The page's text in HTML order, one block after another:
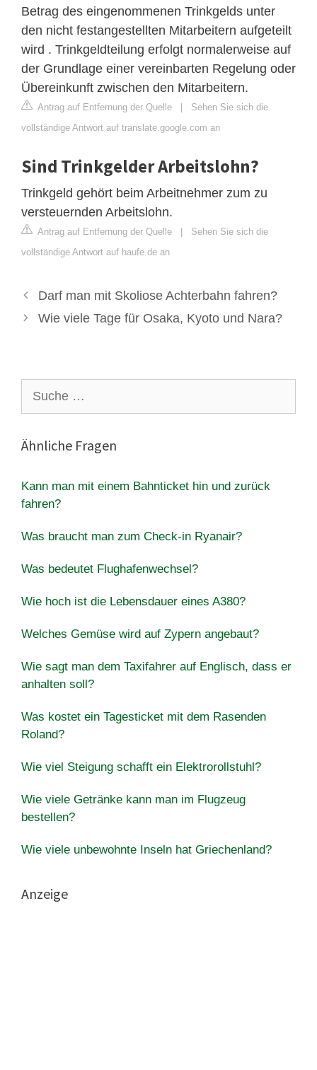
Betrag des eingenommenen Trinkgelds unter
den nicht festangestellten Mitarbeitern aufgeteilt
wird . Trinkgeldteilung erfolgt normalerweise auf
der Grundlage einer vereinbarten Regelung oder
Übereinkunft zwischen den Mitarbeitern.
Antrag auf Entfernung der Quelle | Sehen Sie sich die
vollständige Antwort auf translate.google.com an
Sind Trinkgelder Arbeitslohn?
Trinkgeld gehört beim Arbeitnehmer zum zu
versteuernden Arbeitslohn.
Antrag auf Entfernung der Quelle | Sehen Sie sich die
vollständige Antwort auf haufe.de an
Darf man mit Skoliose Achterbahn fahren?
Wie viele Tage für Osaka, Kyoto und Nara?
nach:
Ähnliche Fragen
Kann man mit einem Bahnticket hin und zurück
fahren?
Was braucht man zum Check-in Ryanair?
Was bedeutet Flughafenwechsel?
Wie hoch ist die Lebensdauer eines A380?
Welches Gemüse wird auf Zypern angebaut?
Wie sagt man dem Taxifahrer auf Englisch, dass er
anhalten soll?
Was kostet ein Tagesticket mit dem Rasenden
Roland?
Wie viel Steigung schafft ein Elektrorollstuhl?
Wie viele Getränke kann man im Flugzeug
bestellen?
Wie viele unbewohnte Inseln hat Griechenland?
Anzeige